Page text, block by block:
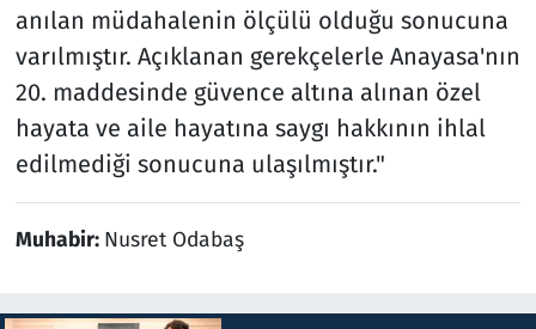
anılan müdahalenin ölçülü olduğu sonucuna
varılmıştır. Açıklanan gerekçelerle Anayasa'nın
20. maddesinde güvence altına alınan özel
hayata ve aile hayatına saygı hakkının ihlal
edilmediği sonucuna ulaşılmıştır."
Muhabir: Nusret Odabaş